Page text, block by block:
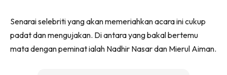
Senarai selebriti yang akan memeriahkan acara ini cukup
padat dan mengujakan. Di antara yang bakal bertemu
mata dengan peminat ialah Nadhir Nasar dan Mierul Aiman.